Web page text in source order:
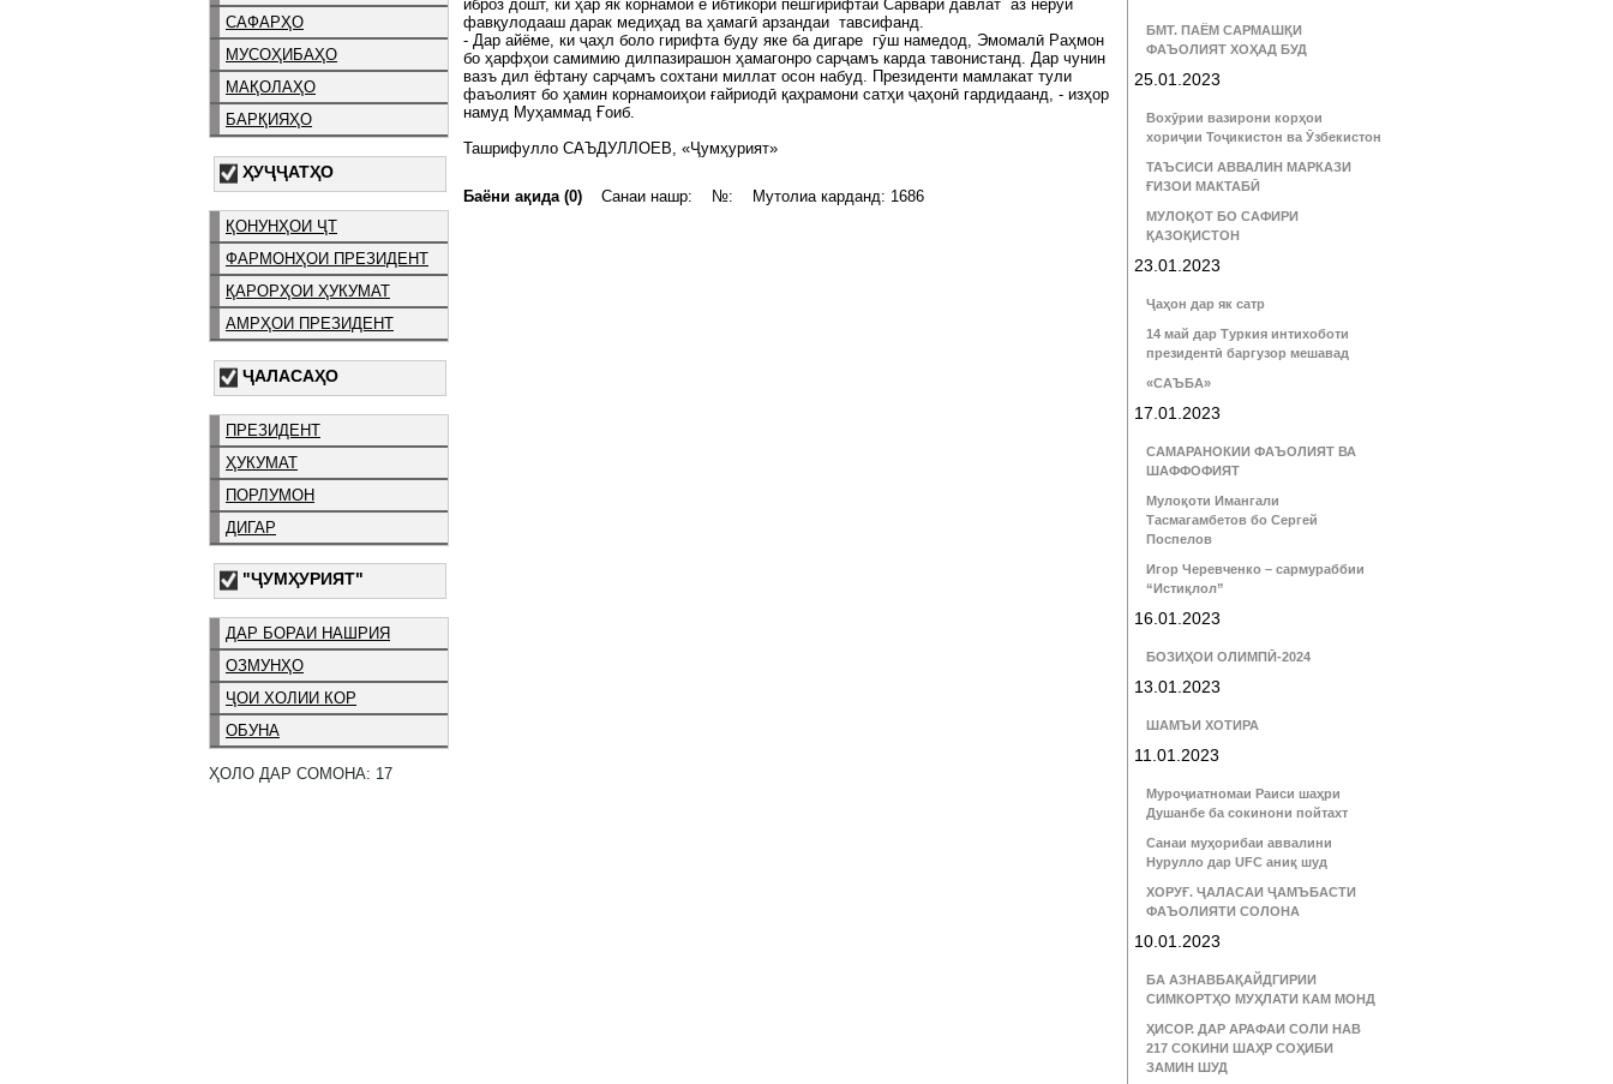
САФАРҲО
МУСОҲИБАҲО
МАҚОЛАҲО
БАРҚИЯҲО
ҲУҶҶАТҲО
ҚОНУНҲОИ ҶТ
ФАРМОНҲОИ ПРЕЗИДЕНТ
ҚАРОРҲОИ ҲУКУМАТ
АМРҲОИ ПРЕЗИДЕНТ
ҶАЛАСАҲО
ПРЕЗИДЕНТ
ҲУКУМАТ
ПОРЛУМОН
ДИГАР
"ҶУМҲУРИЯТ"
ДАР БОРАИ НАШРИЯ
ОЗМУНҲО
ҶОИ ХОЛИИ КОР
ОБУНА
ҲОЛО ДАР СОМОНА: 17
иброз дошт, ки ҳар як корнамоӣ ё ибтикори пешгирифтаи Сарвари давлат аз неруи
фавқулодааш дарак медиҳад ва ҳамагӣ арзандаи тавсифанд.
- Дар айёме, ки ҷаҳл боло гирифта буду яке ба дигаре гӯш намедод, Эмомалӣ Раҳмон
бо ҳарфҳои самимию дилпазирашон ҳамагонро сарҷамъ карда тавонистанд. Дар чунин
вазъ дил ёфтану сарҷамъ сохтани миллат осон набуд. Президенти мамлакат тули
фаъолият бо ҳамин корнамоиҳои ғайриодӣ қаҳрамони сатҳи ҷаҳонӣ гардидаанд, - изҳор
намуд Муҳаммад Ғоиб.
Ташрифулло САЪДУЛЛОЕВ, «Ҷумҳурият»
Баёни ақида (0) Санаи нашр: №: Мутолиа карданд: 1686
БМТ. ПАЁМ САРМАШҚИ
ФАЪОЛИЯТ ХОҲАД БУД
25.01.2023
Вохӯрии вазирони корҳои
хориҷии Тоҷикистон ва Ӯзбекистон
ТАЪСИСИ АВВАЛИН МАРКАЗИ
ҒИЗОИ МАКТАБӢ
МУЛОҚОТ БО САФИРИ
ҚАЗОҚИСТОН
23.01.2023
Ҷаҳон дар як сатр
14 май дар Туркия интихоботи
президентӣ баргузор мешавад
«САЪБА»
17.01.2023
САМАРАНОКИИ ФАЪОЛИЯТ ВА
ШАФФОФИЯТ
Мулоқоти Имангали
Тасмагамбетов бо Сергей
Поспелов
Игор Черевченко – сармураббии
“Истиқлол”
16.01.2023
БОЗИҲОИ ОЛИМПӢ-2024
13.01.2023
ШАМЪИ ХОТИРА
11.01.2023
Муроҷиатномаи Раиси шаҳри
Душанбе ба сокинони пойтахт
Санаи муҳорибаи аввалини
Нурулло дар UFC аниқ шуд
ХОРУҒ. ҶАЛАСАИ ҶАМЪБАСТИ
ФАЪОЛИЯТИ СОЛОНА
10.01.2023
БА АЗНАВБАҚАЙДГИРИИ
СИМКОРТҲО МУҲЛАТИ КАМ МОНД
ҲИСОР. ДАР АРАФАИ СОЛИ НАВ
217 СОКИНИ ШАҲР СОҲИБИ
ЗАМИН ШУД